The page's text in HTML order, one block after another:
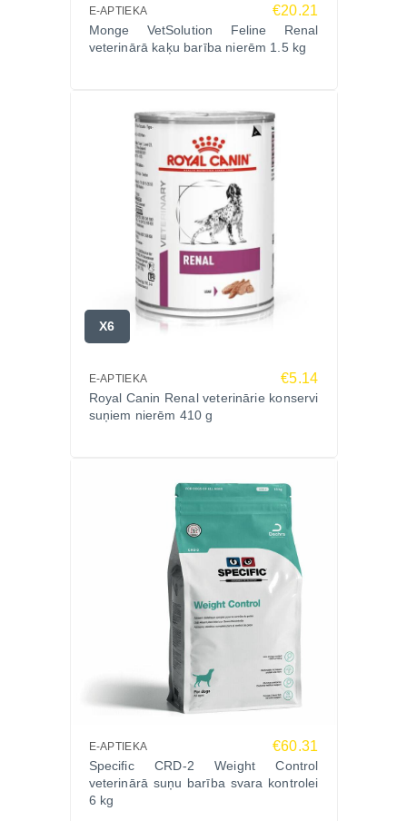
E-APTIEKA €20.21
Monge VetSolution Feline Renal
veterinārā kaķu barība nierēm 1.5 kg
X6
E-APTIEKA €5.14
Royal Canin Renal veterinārie konservi
suņiem nierēm 410 g
E-APTIEKA €60.31
Specific CRD-2 Weight Control
veterinārā suņu barība svara kontrolei
6 kg